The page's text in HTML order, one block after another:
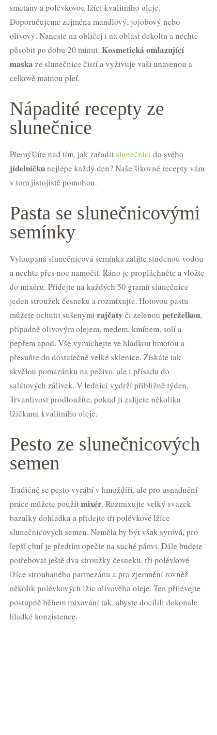
smetany a polévkovou lžíci kvalitního oleje.
Doporučujeme zejména mandlový, jojobový nebo
olivový. Naneste na obličej i na oblast dekoltu a nechte
působit po dobu 20 minut. Kosmetická omlazující
maska ze slunečnice čistí a vyživuje vaši unavenou a
celkově matnou pleť.
Nápadité recepty ze
slunečnice
Přemýšlíte nad tím, jak zařaditslunečnici do svého
jídelníčkunejlépe každý den? Naše šikovné recepty vám
v tom jistojistě pomohou.
Pasta se slunečnicovými
semínky
Vyloupaná slunečnicová semínka zalijte studenou vodou
a nechte přes noc namočit. Ráno je propláchněte a vložte
do mixéru. Přidejte na každých 50 gramů slunečnice
jeden stroužek česneku a rozmixujte. Hotovou pastu
můžete ochutit sušenými rajčaty či zelenou petrželkou,
případně olivovým olejem, medem, kmínem, solí a
pepřem apod. Vše vymíchejte ve hladkou hmotou a
přesuňte do dostatečně velké sklenice. Získáte tak
skvělou pomazánku na pečivo, ale i přísadu do
salátových zálivek. V lednici vydrží přibližně týden.
Trvanlivost prodloužíte, pokud ji zalijete několika
lžičkami kvalitního oleje.
Pesto ze slunečnicových
semen
Tradičně se pesto vyrábí v hmoždíři, ale pro usnadnění
práce můžete použítmixér. Rozmixujte velký svazek
bazalky dohladka a přidejte tři polévkové lžíce
slunečnicových semen. Neměla by být však syrová, pro
lepší chuť je předtím opečte na suché pánvi. Dále budete
potřebovat ještě dva stroužky česneku, tři polévkové
lžíce strouhaného parmezánu a pro zjemnění rovněž
několik polévkových lžic olivového oleje. Ten přilévejte
postupně během mixování tak, abyste docílili dokonale
hladké konzistence.